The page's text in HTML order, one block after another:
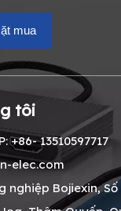
mua
tôi
13510597717
elec.com
nghiệp Bojiexin, Số